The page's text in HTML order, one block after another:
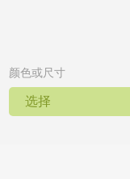
颜色或尺寸
选择